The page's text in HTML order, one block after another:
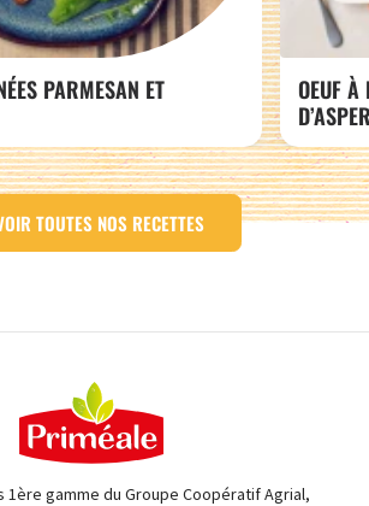
PARMESAN ET
OEUF À
TOUTES NOS RECETTES
1ère gamme du Groupe Coopératif Agrial,